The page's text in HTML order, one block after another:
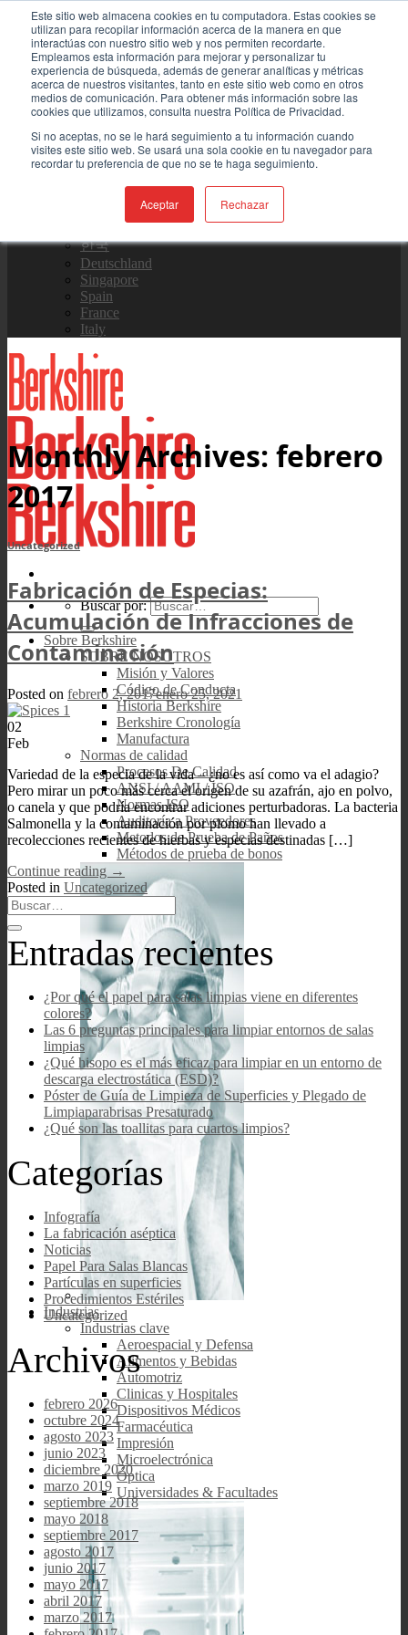
Este sitio web almacena cookies en tu computadora. Estas cookies se
utilizan para recopilar información acerca de la manera en que
interactúas con nuestro sitio web y nos permiten recordarte.
Empleamos esta información para mejorar y personalizar tu
experiencia de búsqueda, además de generar analíticas y métricas
acerca de nuestros visitantes, tanto en este sitio web como en otros
medios de comunicación. Para obtener más información sobre las
cookies que utilizamos, consulta nuestra Política de Privacidad.
Si no aceptas, no se le hará seguimiento a tu información cuando
visites este sitio web. Se usará una sola cookie en tu navegador para
recordar tu preferencia de que no se te haga seguimiento.
Aceptar Rechazar
Skip to content
Contáctenos
Equipo de Ventas
Global
한국
Deutschland
Singapore
Spain
France
Italy
Buscar por:
Sobre Berkshire
SOBRE NOSOTROS
Misión y Valores
Código de Conducta
Historia Berkshire
Berkshire Cronología
Manufactura
Normas de calidad
Procesos De Calidad
ANSI / AAMI / ISO
Normas ISO
Auditoría a Proveedores
Metodos de Prueba de Paños
Métodos de prueba de bonos
Industrias
Industrias clave
Aeroespacial y Defensa
Alimentos y Bebidas
Automotriz
Clinicas y Hospitales
Dispositivos Médicos
Farmacéutica
Impresión
Microelectrónica
Óptica
Universidades & Facultades
Monthly Archives: febrero
2017
Uncategorized
Fabricación de Especias:
Acumulación de Infracciones de
Contaminación
Posted on febrero 2, 2017enero 25, 2021
02
Feb
Variedad de la especia de la vida – ¿no es así como va el adagio?
Pero mirar un poco más cerca el origen de su azafrán, ajo en polvo,
o canela y que podría encontrar adiciones perturbadoras. La bacteria
Salmonella y la contaminación por plomo han llevado a
recolecciones recientes de hierbas y especias destinadas […]
Continue reading →
Posted in Uncategorized
Entradas recientes
¿Por qué el papel para salas limpias viene en diferentes
colores?
Las 6 preguntas principales para limpiar entornos de salas
limpias
¿Qué hisopo es el más eficaz para limpiar en un entorno de
descarga electrostática (ESD)?
Póster de Guía de Limpieza de Superficies y Plegado de
Limpiaparabrisas Presaturado
¿Qué son las toallitas para cuartos limpios?
Categorías
Infografía
La fabricación aséptica
Noticias
Papel Para Salas Blancas
Partículas en superficies
Procedimientos Estériles
Uncategorized
Archivos
febrero 2026
octubre 2024
agosto 2023
junio 2023
diciembre 2020
marzo 2019
septiembre 2018
mayo 2018
septiembre 2017
agosto 2017
junio 2017
mayo 2017
abril 2017
marzo 2017